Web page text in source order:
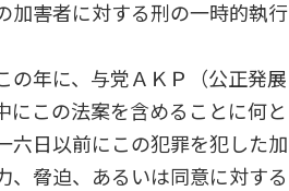
加害者に対する刑の一時的執行
年に、与党ＡＫＰ（公正発展
にこの法案を含めることに何と
六日以前にこの犯罪を犯した加
、脅迫、あるいは同意に対する